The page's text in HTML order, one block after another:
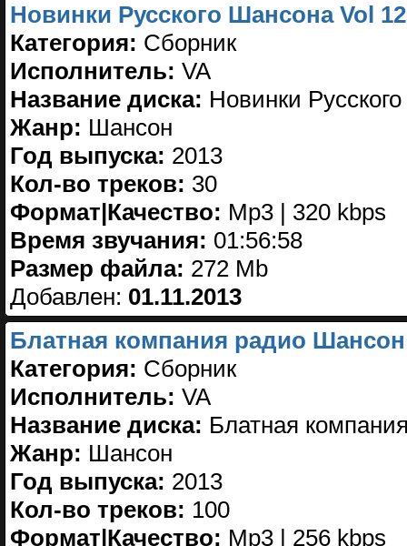
Новинки Русского Шансона Vol
Категория: Сборник
Исполнитель: VA
Название диска: Новинки
Жанр: Шансон
Год выпуска: 2013
Кол-во треков: 30
Формат|Качество: Mp3 | 320 kbps
Время звучания: 01:56:58
Размер файла: 272 Mb
Добавлен: 01.11.2013
Блатная компания радио Шансон
Категория: Сборник
Исполнитель: VA
Название диска: Блатная
Жанр: Шансон
Год выпуска: 2013
Кол-во треков: 100
Формат|Качество: Mp3 | 256 kbps